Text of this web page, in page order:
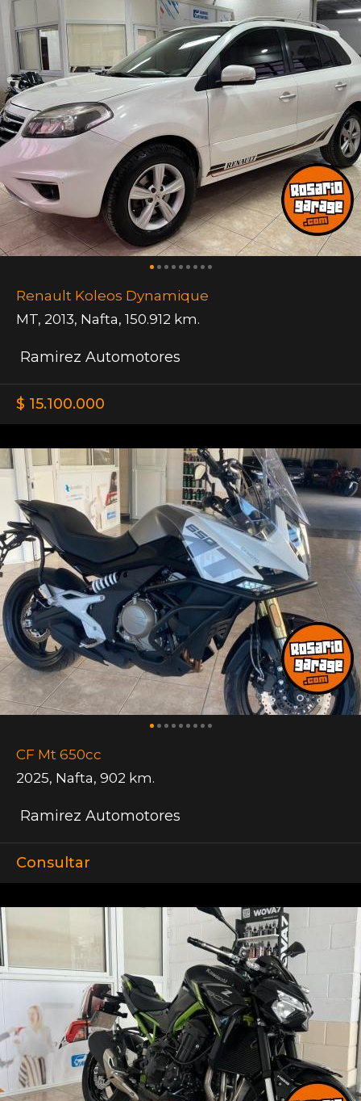
Renault Koleos Dynamique
MT, 2013, Nafta, 150.912 km.
Ramirez Automotores
$ 15.100.000
CF Mt 650cc
2025, Nafta, 902 km.
Ramirez Automotores
Consultar